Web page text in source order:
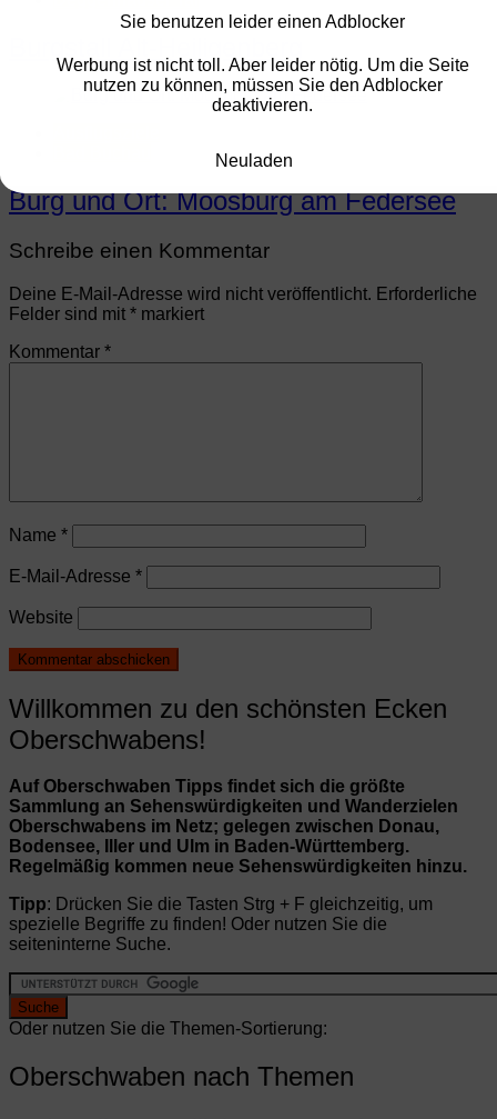
Burg und Ort: Moosburg am Federsee
Schreibe einen Kommentar
Deine E-Mail-Adresse wird nicht veröffentlicht. Erforderliche
Felder sind mit * markiert
Kommentar *
Name *
E-Mail-Adresse *
Website
Willkommen zu den schönsten Ecken
Oberschwabens!
Auf Oberschwaben Tipps findet sich die größte
Sammlung an Sehenswürdigkeiten und Wanderzielen
Oberschwabens im Netz; gelegen zwischen Donau,
Bodensee, Iller und Ulm in Baden-Württemberg.
Regelmäßig kommen neue Sehenswürdigkeiten hinzu.
Tipp: Drücken Sie die Tasten Strg + F gleichzeitig, um
spezielle Begriffe zu finden! Oder nutzen Sie die
seiteninterne Suche.
Oder nutzen Sie die Themen-Sortierung:
Oberschwaben nach Themen
Sie benutzen leider einen Adblocker
Werbung ist nicht toll. Aber leider nötig. Um die Seite
nutzen zu können, müssen Sie den Adblocker
deaktivieren.
Neuladen